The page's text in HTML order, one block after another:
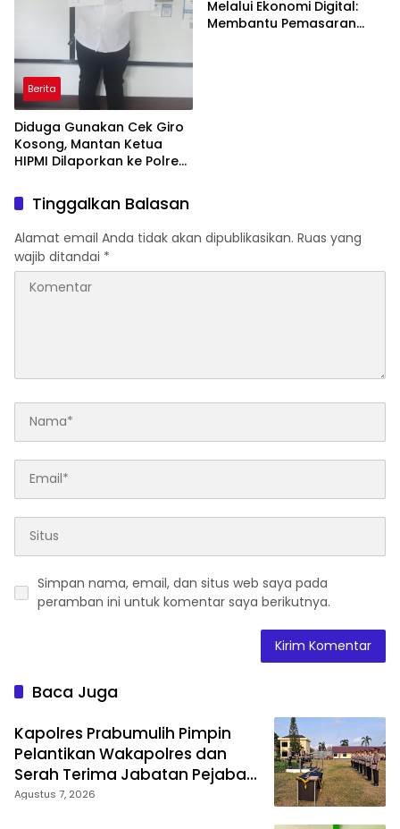
Berita
Diduga Gunakan Cek Giro
Kosong, Mantan Ketua
HIPMI Dilaporkan ke Polres
Melalui Ekonomi Digital:
Membantu Pemasaran
Tinggalkan Balasan
Alamat email Anda tidak akan dipublikasikan. Ruas yang
wajib ditandai *
Simpan nama, email, dan situs web saya pada
peramban ini untuk komentar saya berikutnya.
Baca Juga
Kapolres Prabumulih Pimpin
Pelantikan Wakapolres dan
Serah Terima Jabatan Pejabat
Utama
Agustus 7, 2026